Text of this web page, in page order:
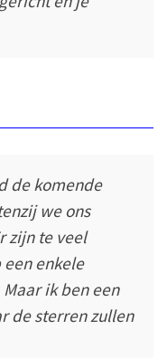
de komende
we ons
zijn te veel
enkele
ik ben een
de sterren zullen